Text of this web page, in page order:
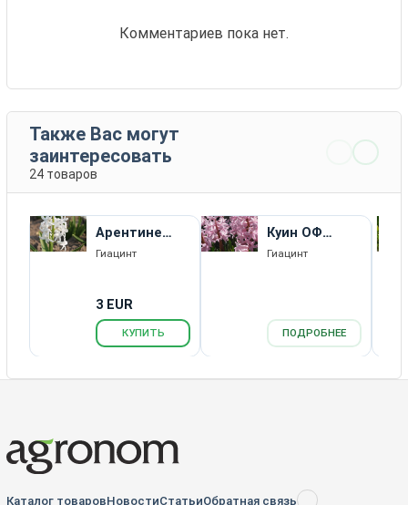
Комментариев пока нет.
Также Вас могут
заинтересовать
24 товаров
Арентине
Арендсен
Гиацинт
3 EUR
КУПИТЬ
Куин ОФ
Пинкс
Гиацинт
ПОДРОБНЕЕ
Каталог товаровНовостиСтатьиОбратная связь